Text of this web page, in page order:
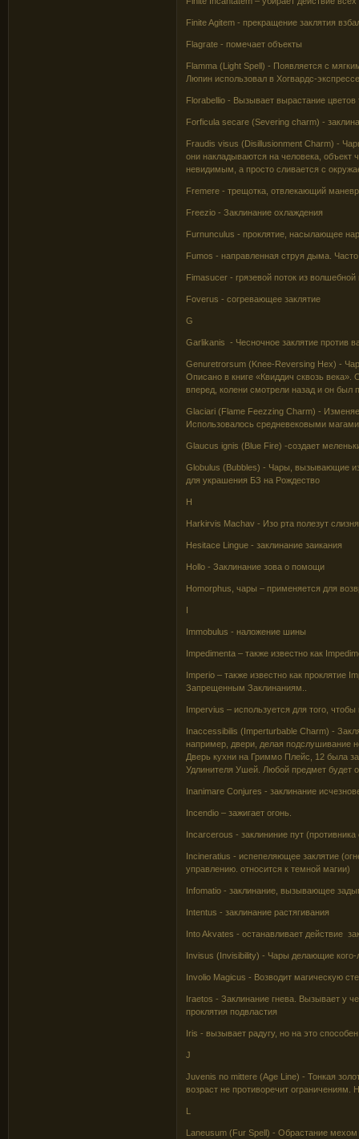
Finite Agitem - прекращение заклятия
Flagrate - помечает объекты
Flamma (Light Spell) - Появляется с
Люпин использовал в Хогвардс-
Florabellio - Вызывает вырастание цветов
Forficula secare (Severing charm) -
Fraudis visus (Disillusionment Charm) -
они накладываются на человека, объект
невидимым, а просто сливается с
Fremere - трещотка, отвлекающий
Freezio - Заклинание охлаждения
Furnunculus - проклятие, насылающее
Fumos - направленная струя дыма.
Fimasucer - грязевой поток из волшебной
Foverus - согревающее заклятие
G
Garlikanis - Чесночное заклятие против
Genuretrorsum (Knee-Reversing Hex) -
Описано в книге «Квиддич сквозь
вперед, колени смотрели назад и он
Glaciari (Flame Feezzing Charm) -
Использовалось средневековыми
Glaucus ignis (Blue Fire) -создает
Globulus (Bubbles) - Чары, вызывающие
для украшения БЗ на Рождество
H
Harkirvis Machav - Изо рта полезут
Hesitace Lingue - заклинание заикания
Hollo - Заклинание зова о помощи
Homorphus, чары – применяется для
I
Immobulus - наложение шины
Impedimenta – также известно как
Imperio – также известно как проклятие
Запрещенным Заклинаниям..
Impervius – используется для того, чтобы
Inaccessibilis (Imperturbable Charm) -
например, двери, делая подслушивание
Дверь кухни на Гриммо Плейс, 12 была
Удлинителя Ушей. Любой предмет будет
Inanimare Conjures - заклинание
Incendio – зажигает огонь.
Incarcerous - заклининие пут
Incineratius - испепеляющее заклятие
управлению. относится к темной магии)
Infomatio - заклинание, вызывающее
Intentus - заклинание растягивания
Into Akvates - останавливает действие
Invisus (Invisibility) - Чары делающие
Involio Magicus - Возводит магическую
Iraetos - Заклинание гнева. Вызывает у
проклятия подвластия
Iris - вызывает радугу, но на это
J
Juvenis no mittere (Age Line) - Тонкая
возраст не противоречит ограничениям.
L
Laneusum (Fur Spell) - Обрастание мехом